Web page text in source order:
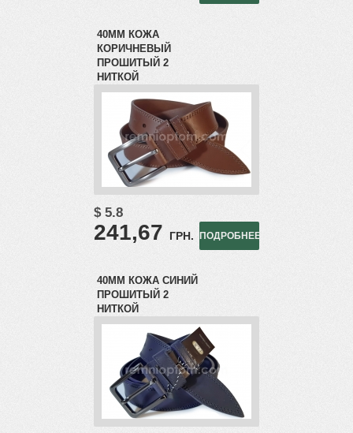
40ММ КОЖА
КОРИЧНЕВЫЙ
ПРОШИТЫЙ 2
НИТКОЙ
$ 5.8
241,67 ГРН. ПОДРОБНЕЕ
40ММ КОЖА СИНИЙ
ПРОШИТЫЙ 2
НИТКОЙ